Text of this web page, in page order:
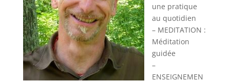
une pratique
au quotidien
– MEDITATION :
Méditation
guidée
–
ENSEIGNEMEN